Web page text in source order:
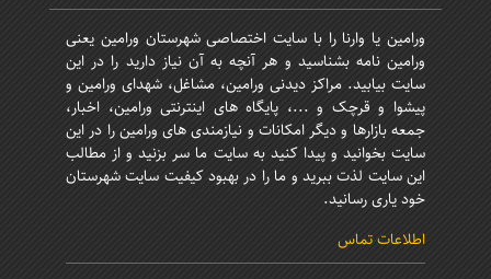
ورامین یا وارنا را با سایت اختصاصی شهرستان ورامین یعنی
ورامین نامه بشناسید و هر آنچه به آن نیاز دارید را در این
سایت بیابید. مراکز دیدنی ورامین، مشاغل، شهدای ورامین و
پیشوا و قرچک و ...، پایگاه های اینترنتی ورامین، اخبار،
جمعه بازارها و دیگر امکانات و نیازمندی های ورامین را در این
سایت بخوانید و پیدا کنید به سایت ما سر بزنید و از مطالب
این سایت لذت ببرید و ما را در بهبود کیفیت سایت شهرستان
خود یاری رسانید.
اطلاعات تماس